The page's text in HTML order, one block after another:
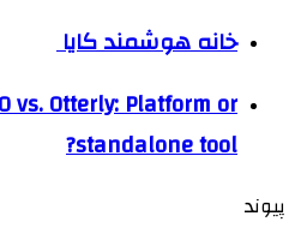
خانه هوشمند کایا
vs. Otterly: Platform or
standalone tool?
پیوند